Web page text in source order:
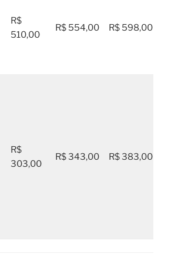
R$
510,00
R$ 554,00 R$ 598,00
R$
303,00
R$ 343,00 R$ 383,00